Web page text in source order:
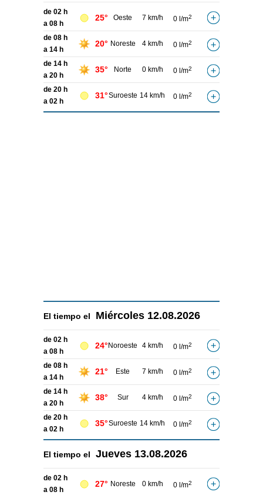
de 02 h
a 08 h
25° Oeste 7 km/h 0 l/m2
de 08 h
a 14 h
20° Noreste 4 km/h 0 l/m2
de 14 h
a 20 h
35° Norte 0 km/h 0 l/m2
de 20 h
a 02 h
31°Suroeste 14 km/h 0 l/m2
El tiempo el Miércoles 12.08.2026
de 02 h
a 08 h
24° Noroeste 4 km/h 0 l/m2
de 08 h
a 14 h
21° Este 7 km/h 0 l/m2
de 14 h
a 20 h
38° Sur 4 km/h 0 l/m2
de 20 h
a 02 h
35°Suroeste 14 km/h 0 l/m2
El tiempo el Jueves 13.08.2026
de 02 h
a 08 h
27° Noreste 0 km/h 0 l/m2